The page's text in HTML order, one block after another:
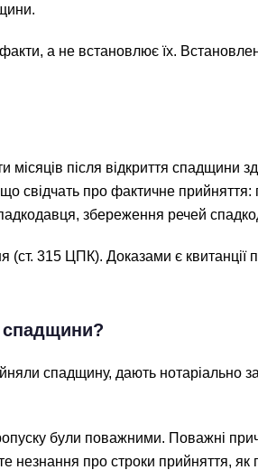
факти, а не встановлює їх.
після відкриття спадщини
свідчать про фактичне
збереження речей
315 ЦПК). Доказами є квитанції
спадщини?
спадщину, дають нотаріально
були поважними. Поважні
незнання про строки прийняття,